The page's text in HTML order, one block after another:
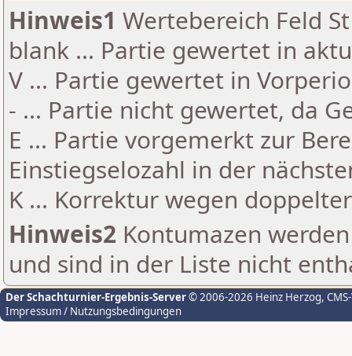
Hinweis1 Wertebereich Feld
blank ... Partie gewertet in
V ... Partie gewertet in
- ... Partie nicht gewertet, da
E ... Partie vorgemerkt zur
Einstiegselozahl in der
K ... Korrektur wegen
Hinweis2 Kontumazen
und sind in der Liste nicht
Der Schachturnier-Ergebnis-Server© 2006-2026 Heinz Herzog,
Impressum / Nutzungsbedingungen